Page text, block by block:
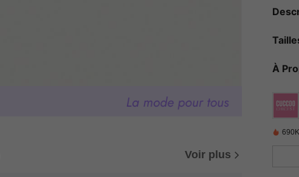
Voir plus
À